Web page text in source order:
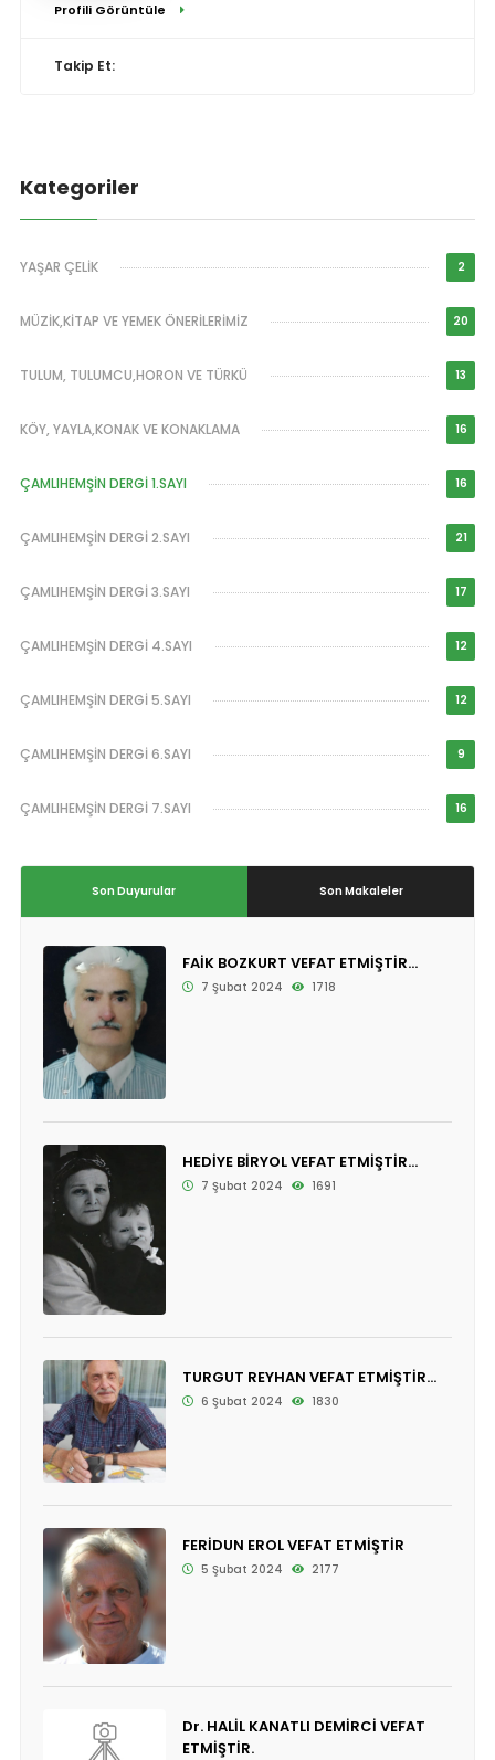
Profili Görüntüle
Takip Et:
Kategoriler
YAŞAR ÇELİK 2
MÜZİK,KİTAP VE YEMEK ÖNERİLERİMİZ 20
TULUM, TULUMCU,HORON VE TÜRKÜ 13
KÖY, YAYLA,KONAK VE KONAKLAMA 16
ÇAMLIHEMŞİN DERGİ 1.SAYI 16
ÇAMLIHEMŞİN DERGİ 2.SAYI 21
ÇAMLIHEMŞİN DERGİ 3.SAYI 17
ÇAMLIHEMŞİN DERGİ 4.SAYI 12
ÇAMLIHEMŞİN DERGİ 5.SAYI 12
ÇAMLIHEMŞİN DERGİ 6.SAYI 9
ÇAMLIHEMŞİN DERGİ 7.SAYI 16
Son Duyurular Son Makaleler
FAİK BOZKURT VEFAT ETMİŞTİR...
7 Şubat 2024 1718
HEDİYE BİRYOL VEFAT ETMİŞTİR...
7 Şubat 2024 1691
TURGUT REYHAN VEFAT ETMİŞTİR...
6 Şubat 2024 1830
FERİDUN EROL VEFAT ETMİŞTİR
5 Şubat 2024 2177
Dr. HALİL KANATLI DEMİRCİ VEFAT
ETMİŞTİR.